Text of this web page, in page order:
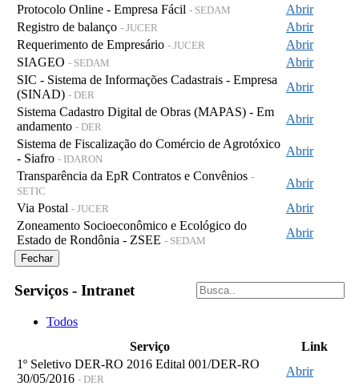
Protocolo Online - Empresa Fácil - SEDAM
Abrir
Registro de balanço - JUCER
Abrir
Requerimento de Empresário - JUCER
Abrir
SIAGEO - SEDAM
Abrir
SIC - Sistema de Informações Cadastrais - Empresa
(SINAD) - DER
Abrir
Sistema Cadastro Digital de Obras (MAPAS) - Em
andamento - DER
Abrir
Sistema de Fiscalização do Comércio de Agrotóxico
- Siafro - IDARON
Abrir
Transparência da EpR Contratos e Convênios -
SETIC
Abrir
Via Postal - JUCER
Abrir
Zoneamento Socioeconômico e Ecológico do
Estado de Rondônia - ZSEE - SEDAM
Abrir
Fechar
Serviços - Intranet
Todos
Serviço
Link
1º Seletivo DER-RO 2016 Edital 001/DER-RO
30/05/2016 - DER
Abrir